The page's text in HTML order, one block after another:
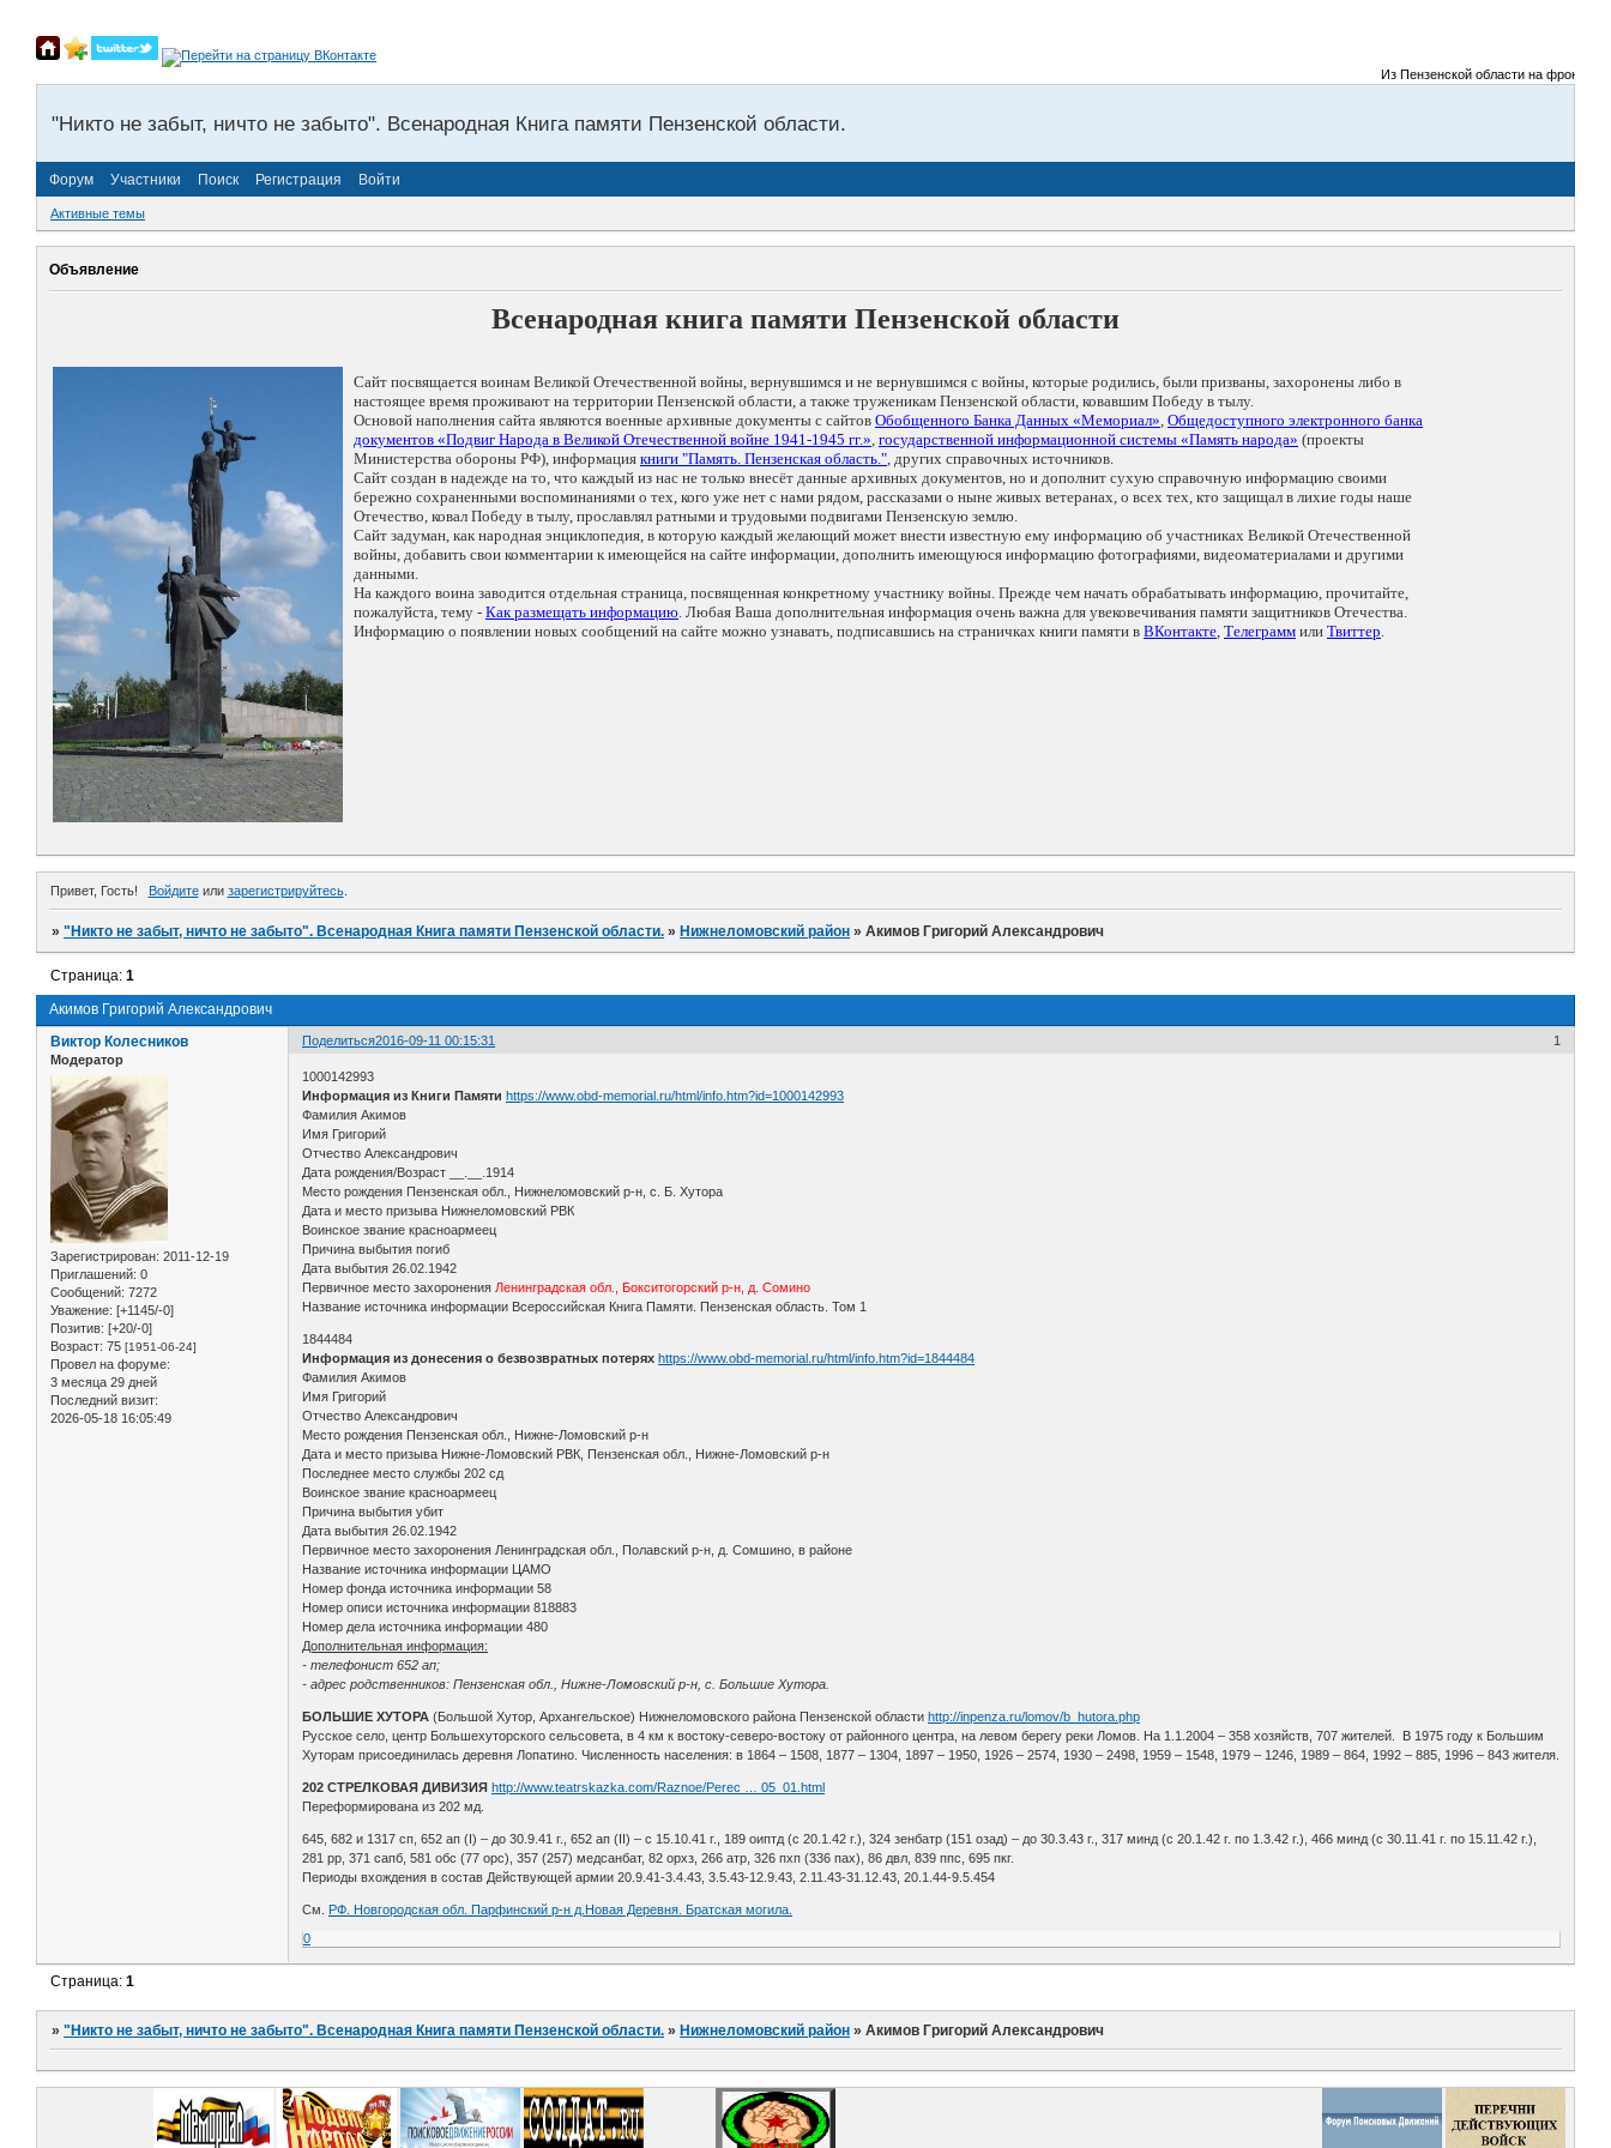
Из Пензенской области на фронты
"Никто не забыт, ничто не забыто". Всенародная Книга памяти Пензенской области.
Форум Участники Поиск Регистрация Войти
Активные темы
Объявление
Всенародная книга памяти Пензенской области
Сайт посвящается воинам Великой Отечественной войны, вернувшимся и не вернувшимся с войны, которые родились, были призваны, захоронены либо в
настоящее время проживают на территории Пензенской области, а также труженикам Пензенской области, ковавшим Победу в тылу.
Основой наполнения сайта являются военные архивные документы с сайтов Обобщенного Банка Данных «Мемориал», Общедоступного электронного банка
документов «Подвиг Народа в Великой Отечественной войне 1941-1945 гг.», государственной информационной системы «Память народа» (проекты
Министерства обороны РФ), информация книги "Память. Пензенская область.", других справочных источников.
Сайт создан в надежде на то, что каждый из нас не только внесёт данные архивных документов, но и дополнит сухую справочную информацию своими
бережно сохраненными воспоминаниями о тех, кого уже нет с нами рядом, рассказами о ныне живых ветеранах, о всех тех, кто защищал в лихие годы наше
Отечество, ковал Победу в тылу, прославлял ратными и трудовыми подвигами Пензенскую землю.
Сайт задуман, как народная энциклопедия, в которую каждый желающий может внести известную ему информацию об участниках Великой Отечественной
войны, добавить свои комментарии к имеющейся на сайте информации, дополнить имеющуюся информацию фотографиями, видеоматериалами и другими
данными.
На каждого воина заводится отдельная страница, посвященная конкретному участнику войны. Прежде чем начать обрабатывать информацию, прочитайте,
пожалуйста, тему - Как размещать информацию. Любая Ваша дополнительная информация очень важна для увековечивания памяти защитников Отечества.
Информацию о появлении новых сообщений на сайте можно узнавать, подписавшись на страничках книги памяти в ВКонтакте, Телеграмм или Твиттер.
Привет, Гость! Войдитеили зарегистрируйтесь.
»"Никто не забыт, ничто не забыто". Всенародная Книга памяти Пензенской области. » Нижнеломовский район »Акимов Григорий Александрович
Акимов Григорий Александрович
Страница:1
Поделиться 1
2016-09-11 00:15:31
Виктор Колесников
Модератор
Зарегистрирован: 2011-12-19
Приглашений: 0
Сообщений: 7272
Уважение: [+1145/-0]
Позитив: [+20/-0]
Возраст: 75 [1951-06-24]
Провел на форуме:
3 месяца 29 дней
Последний визит:
2026-05-18 16:05:49
1000142993
Информация из Книги Памяти https://www.obd-memorial.ru/html/info.htm?id=1000142993
Фамилия Акимов
Имя Григорий
Отчество Александрович
Дата рождения/Возраст __.__.1914
Место рождения Пензенская обл., Нижнеломовский р-н, с. Б. Хутора
Дата и место призыва Нижнеломовский РВК
Воинское звание красноармеец
Причина выбытия погиб
Дата выбытия 26.02.1942
Первичное место захоронения Ленинградская обл., Бокситогорский р-н, д. Сомино
Название источника информации Всероссийская Книга Памяти. Пензенская область. Том 1
1844484
Информация из донесения о безвозвратных потерях https://www.obd-memorial.ru/html/info.htm?id=1844484
Фамилия Акимов
Имя Григорий
Отчество Александрович
Место рождения Пензенская обл., Нижне-Ломовский р-н
Дата и место призыва Нижне-Ломовский РВК, Пензенская обл., Нижне-Ломовский р-н
Последнее место службы 202 сд
Воинское звание красноармеец
Причина выбытия убит
Дата выбытия 26.02.1942
Первичное место захоронения Ленинградская обл., Полавский р-н, д. Сомшино, в районе
Название источника информации ЦАМО
Номер фонда источника информации 58
Номер описи источника информации 818883
Номер дела источника информации 480
Дополнительная информация:
- телефонист 652 ап;
- адрес родственников: Пензенская обл., Нижне-Ломовский р-н, с. Большие Хутора.
БОЛЬШИЕ ХУТОРА (Большой Хутор, Архангельское) Нижнеломовского района Пензенской областиhttp://inpenza.ru/lomov/b_hutora.php
Русское село, центр Большехуторского сельсовета, в 4 км к востоку-северо-востоку от районного центра, на левом берегу реки Ломов. На 1.1.2004 – 358 хозяйств, 707 жителей. В 1975 году к Большим
Хуторам присоединилась деревня Лопатино. Численность населения: в 1864 – 1508, 1877 – 1304, 1897 – 1950, 1926 – 2574, 1930 – 2498, 1959 – 1548, 1979 – 1246, 1989 – 864, 1992 – 885, 1996 – 843 жителя.
202 СТРЕЛКОВАЯ ДИВИЗИЯ http://www.teatrskazka.com/Raznoe/Perec … 05_01.html
Переформирована из 202 мд.
645, 682 и 1317 сп, 652 ап (I) – до 30.9.41 г., 652 ап (II) – с 15.10.41 г., 189 оиптд (с 20.1.42 г.), 324 зенбатр (151 озад) – до 30.3.43 г., 317 минд (с 20.1.42 г. по 1.3.42 г.), 466 минд (с 30.11.41 г. по 15.11.42 г.),
281 рр, 371 сапб, 581 обс (77 орс), 357 (257) медсанбат, 82 орхз, 266 атр, 326 пхп (336 пах), 86 двл, 839 ппс, 695 пкг.
Периоды вхождения в состав Действующей армии 20.9.41-3.4.43, 3.5.43-12.9.43, 2.11.43-31.12.43, 20.1.44-9.5.454
См. РФ. Новгородская обл. Парфинский р-н д.Новая Деревня. Братская могила.
0
Страница:1
»"Никто не забыт, ничто не забыто". Всенародная Книга памяти Пензенской области. » Нижнеломовский район »Акимов Григорий Александрович